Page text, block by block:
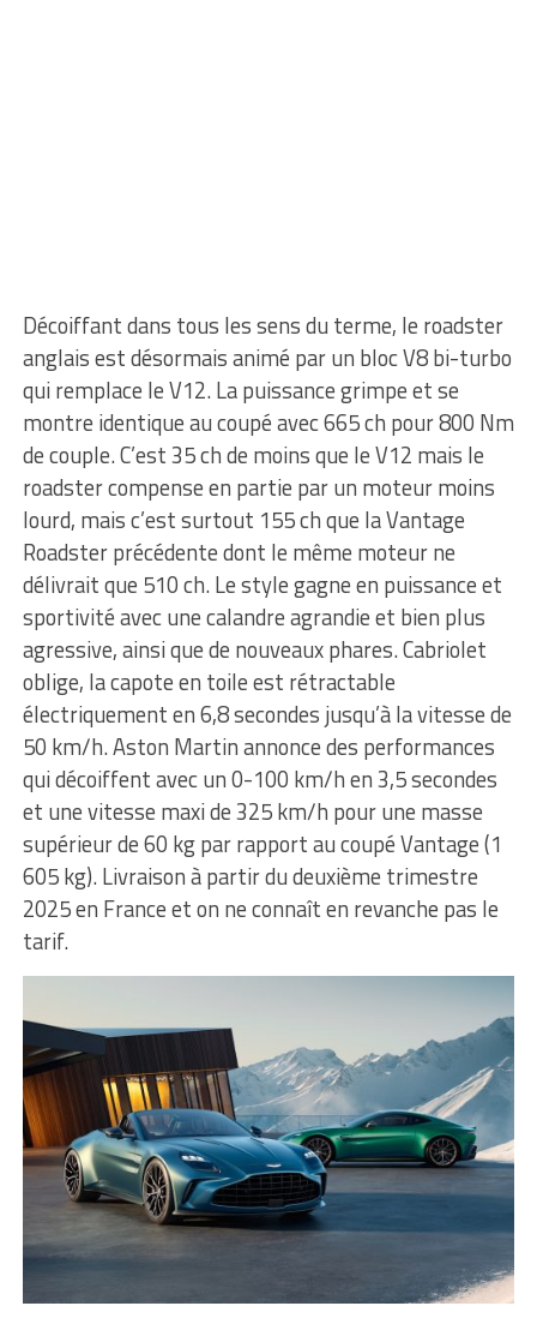
Décoiffant dans tous les sens du terme, le roadster
anglais est désormais animé par un bloc V8 bi-turbo
qui remplace le V12. La puissance grimpe et se
montre identique au coupé avec 665 ch pour 800 Nm
de couple. C’est 35 ch de moins que le V12 mais le
roadster compense en partie par un moteur moins
lourd, mais c’est surtout 155 ch que la Vantage
Roadster précédente dont le même moteur ne
délivrait que 510 ch. Le style gagne en puissance et
sportivité avec une calandre agrandie et bien plus
agressive, ainsi que de nouveaux phares. Cabriolet
oblige, la capote en toile est rétractable
électriquement en 6,8 secondes jusqu’à la vitesse de
50 km/h. Aston Martin annonce des performances
qui décoiffent avec un 0-100 km/h en 3,5 secondes
et une vitesse maxi de 325 km/h pour une masse
supérieur de 60 kg par rapport au coupé Vantage (1
605 kg). Livraison à partir du deuxième trimestre
2025 en France et on ne connaît en revanche pas le
tarif.